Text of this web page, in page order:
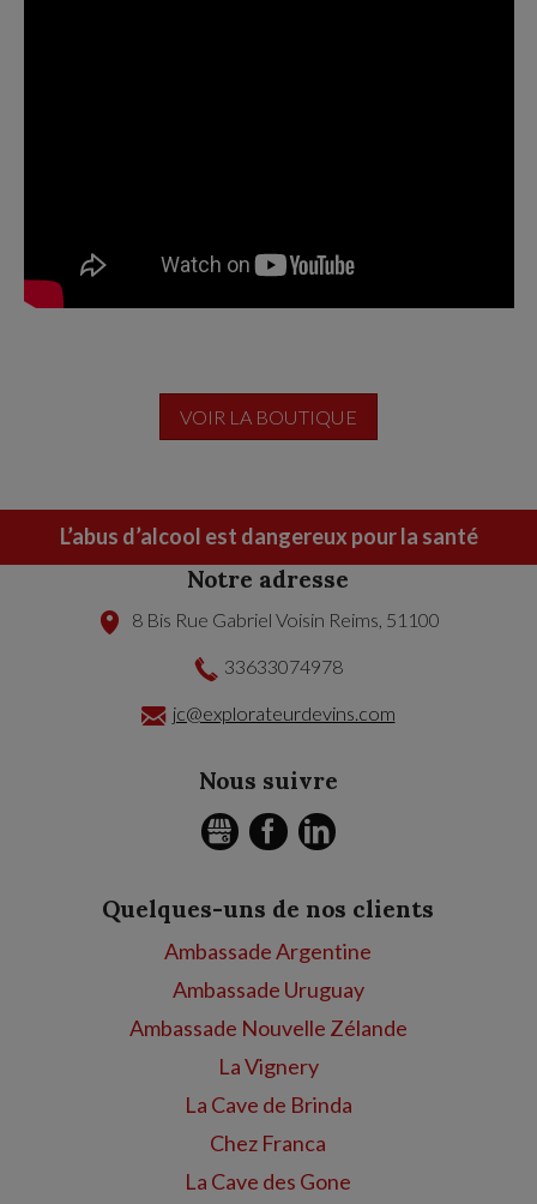
VOIR LA BOUTIQUE
L’abus d’alcool est dangereux pour la santé
Notre adresse
8 Bis Rue Gabriel Voisin Reims 51100
33633074978
jc@explorateurdevins.com
Nous suivre
GMB FACEBOOK
Quelques-uns de nos clients
Ambassade Argentine
Ambassade Uruguay
Ambassade Nouvelle Zélande
La Vignery
La Cave de Brinda
Chez Franca
La Cave des Gone